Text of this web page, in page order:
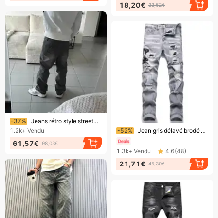
18,20€ 23,52€
Bientôt la fin !
-37%
Jeans rétro style streetwear américain, délavés et usés, personnalisés, coupe droite, style streetwear décontracté
1.2k+ Vendu
61,57€ 98,03€
Bientôt la fin !
-52% Jean gris délavé brodé pour homme, coupe slim stretch tendance, pantalon style streetwear américain
1.3k+ Vendu 4.6(48)
21,71€ 45,30€